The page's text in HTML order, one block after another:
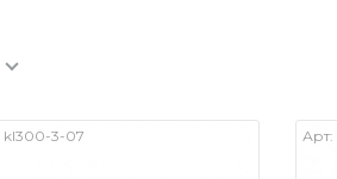
kl300-3-07 Арт: